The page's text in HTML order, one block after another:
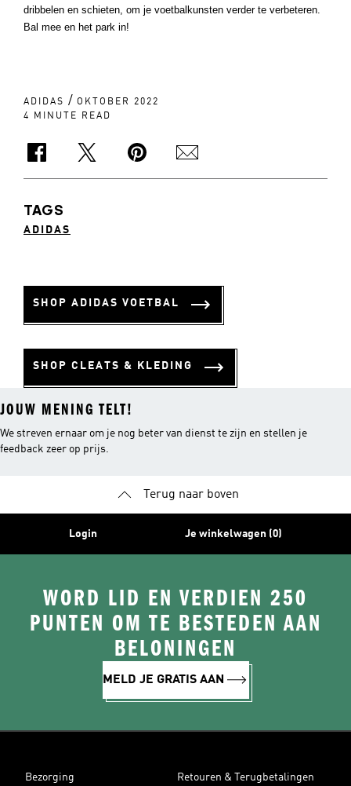
dribbelen en schieten, om je voetbalkunsten verder te verbeteren.
Bal mee en het park in!
ADIDAS / OKTOBER 2022
4 MINUTE READ
TAGS
ADIDAS
SHOP ADIDAS VOETBAL
SHOP CLEATS & KLEDING
JOUW MENING TELT!
We streven ernaar om je nog beter van dienst te zijn en stellen je
feedback zeer op prijs.
Terug naar boven
Login Je winkelwagen (0)
WORD LID EN VERDIEN 250
PUNTEN OM TE BESTEDEN AAN
BELONINGEN
MELD JE GRATIS AAN
Bezorging Retouren & Terugbetalingen